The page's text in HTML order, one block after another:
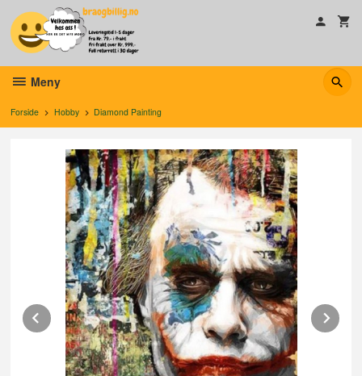
innholdet
Meny
Forside Hobby Diamond Painting
Prev